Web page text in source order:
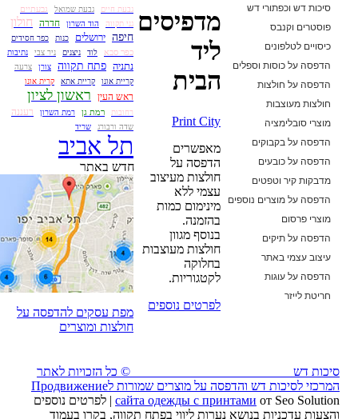
סיכות דש וכפתורי דש
פוסטרים וקנבס
כיסויים לטלפונים
הדפסה על כוסות וספלים
הדפסה על חולצות
חולצות מעוצבות
מוצרי סובלימציה
הדפסה על בקבוקים
הדפסה על כובעים
מדבקות קיר וטפטים
הדפסה על מוצרים נוספים
מוצרי פרסום
הדפסה על תיקים
עיצוב עצמי באתר
הדפסה על עוגות
חריטת לייזר
מדפיסים
ליד
הבית
Print City
מאפשרים
הדפסה על
חולצות מעיצוב
עצמי ללא
מינימום כמות
בהזמנה.
בנוסף מגוון
חולצות מעוצבות
בחלוקה
לקטגוריות.
לפרטים נוספים
גבעת חיים
גבעת שמואל גבעתיים
גני תקווה הוד השרון חדרה חולון
חיפה ירושלים כנות כפר חסידים
כפר סבא לוד ניצנים ניר צבי נתיבות
נתניה פתח תקווה צורן
צרעה
קריית אונו
קריית אתא קרית אונו
ראש העין ראשון לציון
רחובות רמת גן רמת השרון רעננה
שדה ורבורג שריד
תל אביב
חדש באתר
מפת עסקים להדפסה על
חולצות ומוצרים
סיכות דש© כל הזכויות לאתר
המרכזי לסיכות דש והדפסה על מוצרים שמורות לПродвижение
сайта одежды с принтамиот Seo Solution | לפרטים נוספים
והצעות עדכניות בנושא נערות ליווי בפתח תקווה, בקרו בעמוד